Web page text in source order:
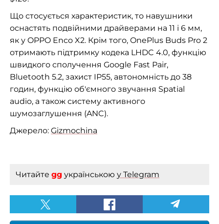
Що стосується характеристик, то навушники
оснастять подвійними драйверами на 11 і 6 мм,
як у OPPO Enco X2. Крім того, OnePlus Buds Pro 2
отримають підтримку кодека LHDC 4.0, функцію
швидкого сполучення Google Fast Pair,
Bluetooth 5.2, захист IP55, автономність до 38
годин, функцію об'ємного звучання Spatial
audio, а також систему активного
шумозаглушення (ANC).
Джерело: Gizmochina
Читайте gg українською у Telegram